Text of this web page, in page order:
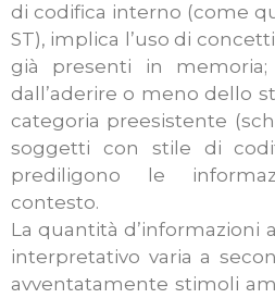
di codifica interno (come
ST), implica l’uso di
già presenti in memoria;
dall’aderire o meno dello
categoria preesistente
soggetti con stile di
prediligono le
contesto.
La quantità d’informazioni
interpretativo varia a
avventatamente stimoli